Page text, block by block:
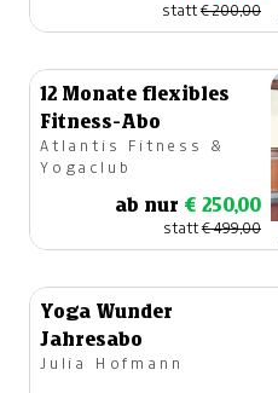
statt€ 200,00
12 Monate flexibles
Fitness-Abo
Atlantis Fitness &
Yogaclub
ab nur € 250,00
statt€ 499,00
Yoga Wunder
Jahresabo
Julia Hofmann